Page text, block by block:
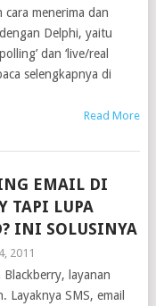
cara menerima dan
Delphi, yaitu
dan ‘live/real
selengkapnya di
Read More
EMAIL DI
TAPI LUPA
INI SOLUSINYA
2011
layanan
Layaknya SMS, email